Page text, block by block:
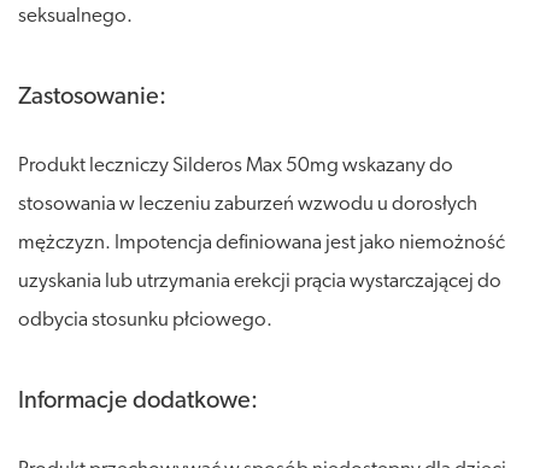
seksualnego.
Zastosowanie:
Produkt leczniczy Silderos Max 50mg wskazany do
stosowania w leczeniu zaburzeń wzwodu u dorosłych
mężczyzn. Impotencja definiowana jest jako niemożność
uzyskania lub utrzymania erekcji prącia wystarczającej do
odbycia stosunku płciowego.
Informacje dodatkowe: